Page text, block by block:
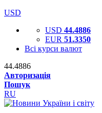
USD
USD 44.4886
EUR 51.3350
Всі курси валют
44.4886
Авторизація
Пошук
RU